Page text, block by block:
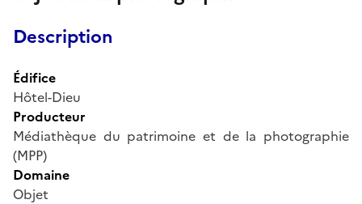
Description
Édifice
Hôtel-Dieu
Producteur
Médiathèque du patrimoine et de la photographie
(MPP)
Domaine
Objet